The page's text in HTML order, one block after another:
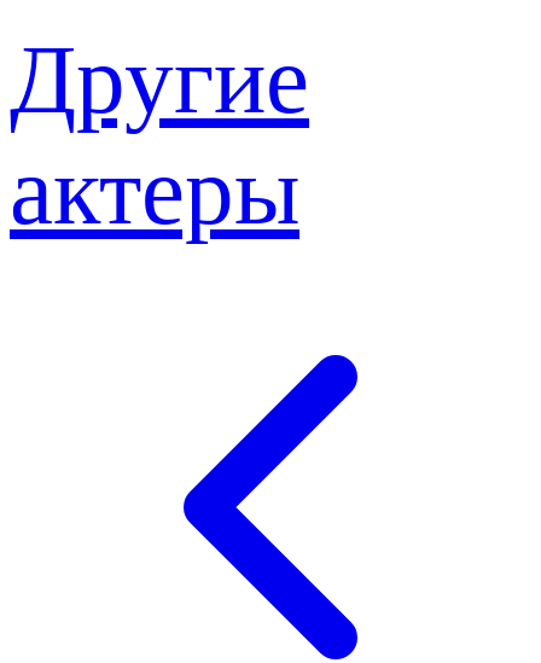
Другие
актеры